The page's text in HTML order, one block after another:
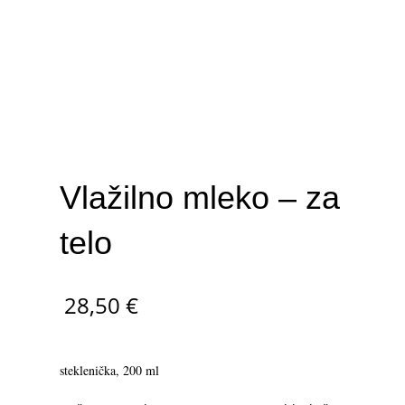
Vlažilno mleko – za
telo
28,50 €
steklenička, 200 ml